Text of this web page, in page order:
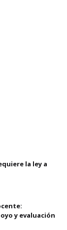
la ley a
y evaluación